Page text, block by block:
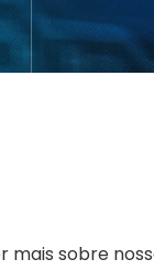
A placa
banda
mais sobre